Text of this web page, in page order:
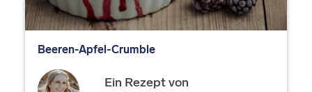
Beeren-Apfel-Crumble
Ein Rezept von